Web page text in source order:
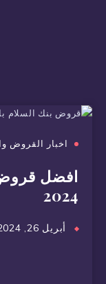
اخبار القروض
افضل قروض
2024
أبريل 26, 2024